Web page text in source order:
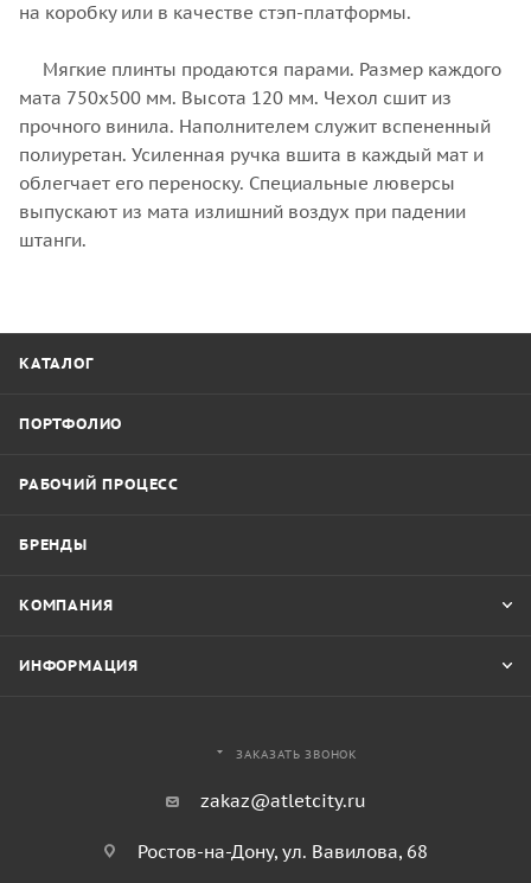
на коробку или в качестве стэп-платформы.
Мягкие плинты продаются парами. Размер каждого
мата 750х500 мм. Высота 120 мм. Чехол сшит из
прочного винила. Наполнителем служит вспененный
полиуретан. Усиленная ручка вшита в каждый мат и
облегчает его переноску. Специальные люверсы
выпускают из мата излишний воздух при падении
штанги.
КАТАЛОГ
ПОРТФОЛИО
РАБОЧИЙ ПРОЦЕСС
БРЕНДЫ
КОМПАНИЯ
ИНФОРМАЦИЯ
ЗАКАЗАТЬ ЗВОНОК
zakaz@atletcity.ru
Ростов-на-Дону, ул. Вавилова, 68